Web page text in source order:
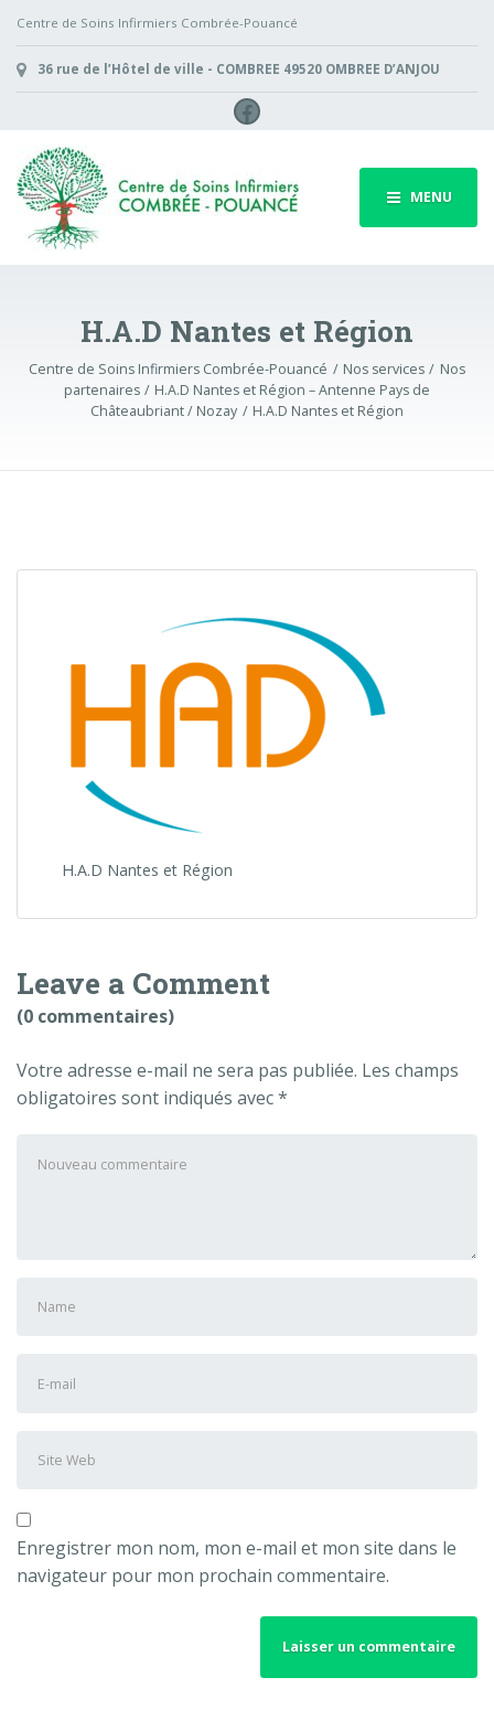
Centre de Soins Infirmiers Combrée-Pouancé
36 rue de l’Hôtel de ville - COMBREE 49520 OMBREE D’ANJOU
Facebook
MENU
H.A.D Nantes et Région
Centre de Soins Infirmiers Combrée-Pouancé Nos services
Nos
partenaires
H.A.D Nantes et Région – Antenne Pays de
Châteaubriant / Nozay
H.A.D Nantes et Région
H.A.D Nantes et Région
Leave a Comment
(0 commentaires)
Votre adresse e-mail ne sera pas publiée. Les champs
obligatoires sont indiqués avec*
commentaire*
Web
Enregistrer mon nom, mon e-mail et mon site dans le
navigateur pour mon prochain commentaire.